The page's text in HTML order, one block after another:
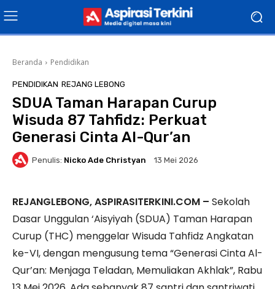
Beranda Pendidikan
PENDIDIKAN REJANG LEBONG
SDUA Taman Harapan Curup
Wisuda 87 Tahfidz: Perkuat
Generasi Cinta Al-Qur’an
Penulis: Nicko Ade Christyan 13 Mei 2026
REJANGLEBONG, ASPIRASITERKINI.COM – Sekolah
Dasar Unggulan ‘Aisyiyah (SDUA) Taman Harapan
Curup (THC) menggelar Wisuda Tahfidz Angkatan
ke-VI, dengan mengusung tema “Generasi Cinta Al-
Qur’an: Menjaga Teladan, Memuliakan Akhlak”, Rabu